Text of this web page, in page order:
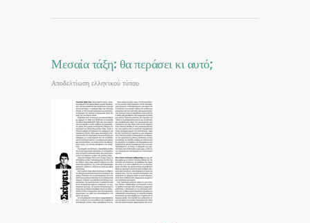
Μεσαία τάξη: θα περάσει κι αυτό;
Αποδελτίωση ελληνικού τύπου